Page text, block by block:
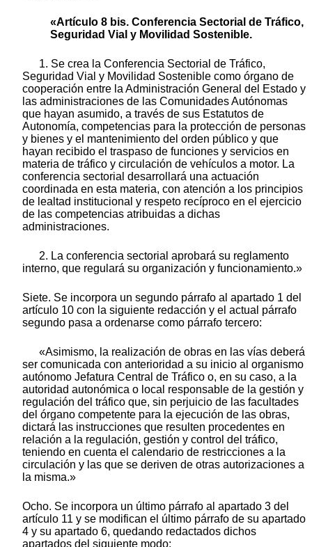
«Artículo 8 bis. Conferencia Sectorial de Tráfico,
Seguridad Vial y Movilidad Sostenible.
1. Se crea la Conferencia Sectorial de Tráfico,
Seguridad Vial y Movilidad Sostenible como órgano de
cooperación entre la Administración General del Estado y
las administraciones de las Comunidades Autónomas
que hayan asumido, a través de sus Estatutos de
Autonomía, competencias para la protección de personas
y bienes y el mantenimiento del orden público y que
hayan recibido el traspaso de funciones y servicios en
materia de tráfico y circulación de vehículos a motor. La
conferencia sectorial desarrollará una actuación
coordinada en esta materia, con atención a los principios
de lealtad institucional y respeto recíproco en el ejercicio
de las competencias atribuidas a dichas
administraciones.
2. La conferencia sectorial aprobará su reglamento
interno, que regulará su organización y funcionamiento.»
Siete. Se incorpora un segundo párrafo al apartado 1 del
artículo 10 con la siguiente redacción y el actual párrafo
segundo pasa a ordenarse como párrafo tercero:
«Asimismo, la realización de obras en las vías deberá
ser comunicada con anterioridad a su inicio al organismo
autónomo Jefatura Central de Tráfico o, en su caso, a la
autoridad autonómica o local responsable de la gestión y
regulación del tráfico que, sin perjuicio de las facultades
del órgano competente para la ejecución de las obras,
dictará las instrucciones que resulten procedentes en
relación a la regulación, gestión y control del tráfico,
teniendo en cuenta el calendario de restricciones a la
circulación y las que se deriven de otras autorizaciones a
la misma.»
Ocho. Se incorpora un último párrafo al apartado 3 del
artículo 11 y se modifican el último párrafo de su apartado
4 y su apartado 6, quedando redactados dichos
apartados del siguiente modo: